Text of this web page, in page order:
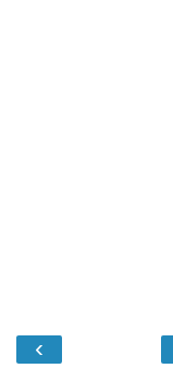
‹